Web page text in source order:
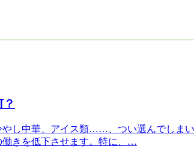
し中華、アイス類……、つい選んでしま
働きを低下させます。特に、…